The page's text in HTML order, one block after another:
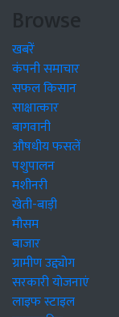
Browse
खबरें
कंपनी समाचार
सफल किसान
साक्षात्कार
बागवानी
औषधीय फसलें
पशुपालन
मशीनरी
खेती-बाड़ी
मौसम
बाजार
ग्रामीण उद्द्योग
सरकारी योजनाएं
लाइफ स्टाइल